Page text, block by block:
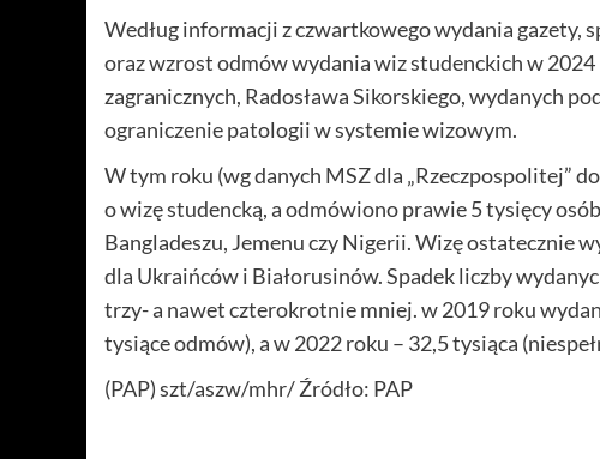
Według informacji z czwartkowego wydania gazety,
oraz wzrost odmów wydania wiz studenckich w
zagranicznych, Radosława Sikorskiego, wydanych
ograniczenie patologii w systemie wizowym.
W tym roku (wg danych MSZ dla „Rzeczpospolitej”
o wizę studencką, a odmówiono prawie 5 tysięcy
Bangladeszu, Jemenu czy Nigerii. Wizę ostatecznie
dla Ukraińców i Białorusinów. Spadek liczby
trzy- a nawet czterokrotnie mniej. w 2019 roku
tysiące odmów), a w 2022 roku – 32,5 tysiąca
(PAP) szt/aszw/mhr/ Źródło: PAP